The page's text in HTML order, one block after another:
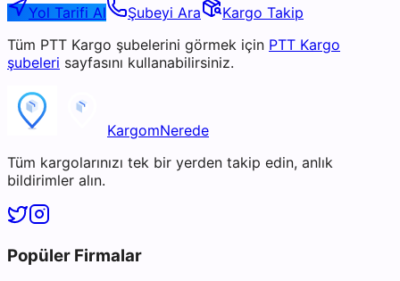
Yol Tarifi Al Şubeyi Ara
Kargo Takip
Tüm PTT Kargo şubelerini görmek için PTT Kargo
şubeleri sayfasını kullanabilirsiniz.
KargomNerede
Tüm kargolarınızı tek bir yerden takip edin, anlık
bildirimler alın.
Popüler Firmalar